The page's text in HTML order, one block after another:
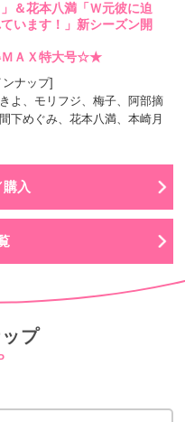
＆花本八満「Ｗ元彼に迫
います！」新シーズン開
ＭＡＸ特大号☆★
ンナップ]
よ、モリフジ、梅子、阿部摘
下めぐみ、花本八満、本崎月
入
プ